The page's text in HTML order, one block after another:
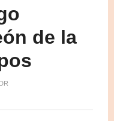
de la